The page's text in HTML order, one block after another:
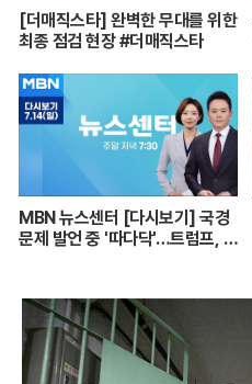
[더매직스타] 완벽한 무대를 위한
최종 점검 현장 #더매직스타
MBN 뉴스센터 [다시보기] 국경
문제 발언 중 '따다닥'…트럼프, 피